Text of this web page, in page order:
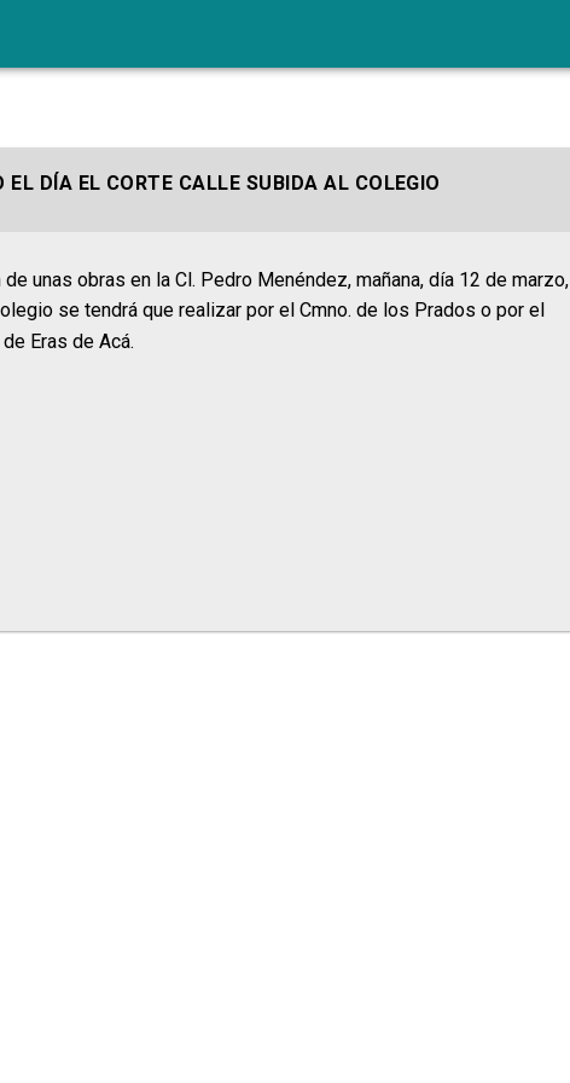
DÍA EL CORTE CALLE SUBIDA AL COLEGIO
unas obras en la Cl. Pedro Menéndez, mañana, día 12 de marzo,
se tendrá que realizar por el Cmno. de los Prados o por el
Eras de Acá.